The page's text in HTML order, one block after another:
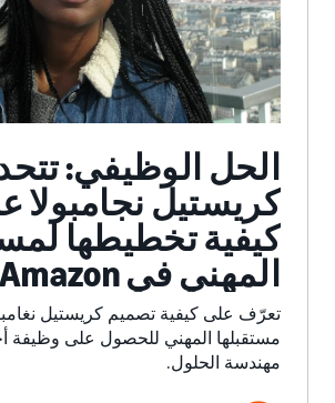
الحل الوظيفي:
كريستيل نجامبولا
كيفية تخطيطها
المهني في Amazon
للحصول على
أحلامها
تعرّف على كيفية تصميم كريستيل
مستقبلها المهني للحصول على وظيفة
مهندسة الحلول.